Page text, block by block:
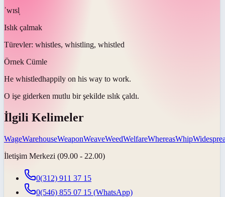
ˈwɪsl̩
Islık çalmak
Türevler: whistles, whistling, whistled
Örnek Cümle
He whistledhappily on his way to work.
O işe giderken mutlu bir şekilde ıslık çaldı.
İlgili Kelimeler
WageWarehouseWeaponWeaveWeedWelfareWhereasWhip
İletişim Merkezi (09.00 - 22.00)
0(312) 911 37 15
0(546) 855 07 15 (WhatsApp)